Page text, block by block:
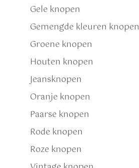
Gele knopen
Gemengde kleuren knopen
Groene knopen
Houten knopen
Jeansknopen
Oranje knopen
Paarse knopen
Rode knopen
Roze knopen